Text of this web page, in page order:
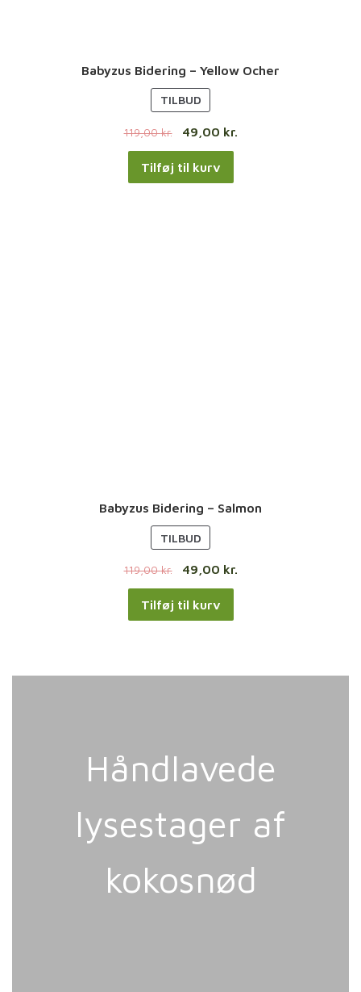
Babyzus Bidering – Yellow Ocher
TILBUDV
A
R
E
P
Å
119,00kr. 49,00 kr.
Tilføj til kurv
Babyzus Bidering – Salmon
TILBUDV
A
R
E
P
Å
L
119,00kr. 49,00 kr.
Tilføj til kurv
Håndlavede
lysestager af
kokosnød